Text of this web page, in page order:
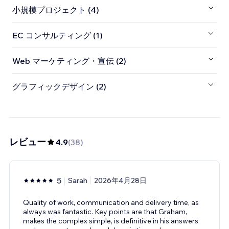
小規模プロジェクト (4)
EC コンサルティング (1)
Web マーケティング・宣伝 (2)
グラフィックデザイン (2)
レビュー 4.9(38)
5 Sarah 2026年4月28日
Quality of work, communication and delivery time, as
always was fantastic. Key points are that Graham,
makes the complex simple, is definitive in his answers